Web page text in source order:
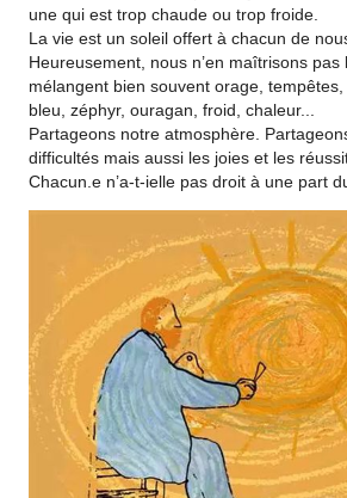
une qui est trop chaude ou trop froide.
La vie est un soleil offert à chacun de
Heureusement, nous n’en maîtrisons pas
mélangent bien souvent orage,
bleu, zéphyr, ouragan, froid, chaleur...
Partageons notre atmosphère.
difficultés mais aussi les joies et les
Chacun.e n’a-t-ielle pas droit à une part